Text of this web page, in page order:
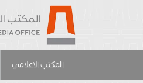
المكتب الاعلامي